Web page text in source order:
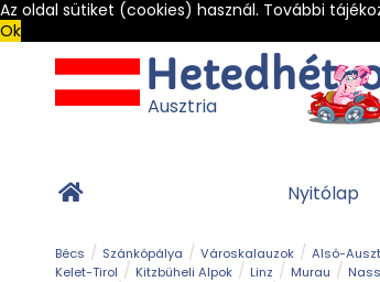
Az oldal sütiket (cookies) használ. További
Ok
Ausztria
Nyitólap
Bécs Szánkópálya Városkalauzok Alsó-
Kelet-Tirol
Kitzbüheli Alpok Linz Murau